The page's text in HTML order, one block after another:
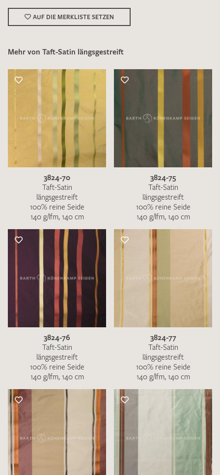
Ich bin damit einverstanden, dass meine angegebenen Daten
zur Beantwortung meiner Musteranfrage genutzt werden.
DieDatenschutzbestimmungenhabe ich zur Kenntnis
MUSTERANFRAGE SENDEN
AUF DIE MERKLISTE SETZEN
Mehr von Taft-Satin längsgestreift
3824-70
Taft-Satin
längsgestreift
100% reine Seide
140 g/lfm, 140 cm
3824-75
Taft-Satin
längsgestreift
100% reine Seide
140 g/lfm, 140 cm
3824-76
Taft-Satin
längsgestreift
100% reine Seide
140 g/lfm, 140 cm
3824-77
Taft-Satin
längsgestreift
100% reine Seide
140 g/lfm, 140 cm